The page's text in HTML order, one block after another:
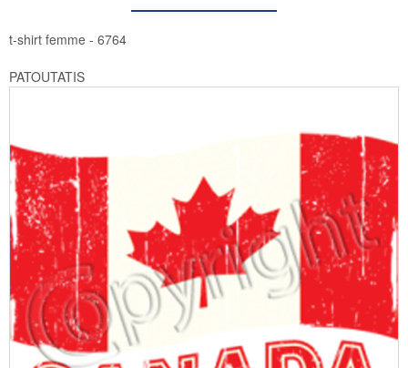
t-shirt femme - 6764
PATOUTATIS